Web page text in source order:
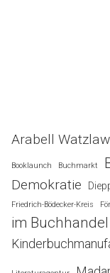
Arabell
Booklaunch Buchmarkt
Demokratie
Friedrich-Bödecker-Kreis
im Buchhandel